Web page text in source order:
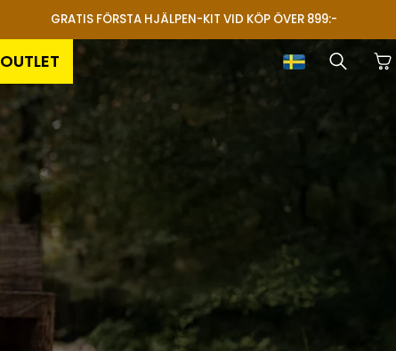
GRATIS FÖRSTA HJÄLPEN-KIT VID KÖP ÖVER 899:-
OUTLET